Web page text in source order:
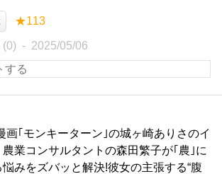
★113
(0) 2025/05/06
画｢モンキーターン｣の城ヶ崎ありさのイ
農業コンサルタントの森田繁子が｢農｣に
悩みをズバッと解決!彼女の主張する“腹